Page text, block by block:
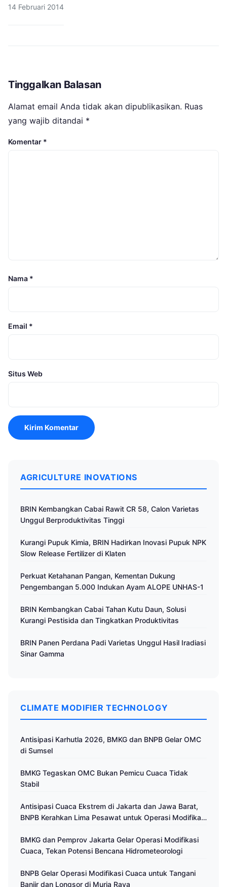
14 Februari 2014
Tinggalkan Balasan
Alamat email Anda tidak akan dipublikasikan. Ruas
yang wajib ditandai *
Komentar *
Nama *
Email *
Situs Web
AGRICULTURE INOVATIONS
BRIN Kembangkan Cabai Rawit CR 58, Calon Varietas
Unggul Berproduktivitas Tinggi
Kurangi Pupuk Kimia, BRIN Hadirkan Inovasi Pupuk NPK
Slow Release Fertilizer di Klaten
Perkuat Ketahanan Pangan, Kementan Dukung
Pengembangan 5.000 Indukan Ayam ALOPE UNHAS-1
BRIN Kembangkan Cabai Tahan Kutu Daun, Solusi
Kurangi Pestisida dan Tingkatkan Produktivitas
BRIN Panen Perdana Padi Varietas Unggul Hasil Iradiasi
Sinar Gamma
CLIMATE MODIFIER TECHNOLOGY
Antisipasi Karhutla 2026, BMKG dan BNPB Gelar OMC
di Sumsel
BMKG Tegaskan OMC Bukan Pemicu Cuaca Tidak
Stabil
Antisipasi Cuaca Ekstrem di Jakarta dan Jawa Barat,
BNPB Kerahkan Lima Pesawat untuk Operasi Modifikasi
BMKG dan Pemprov Jakarta Gelar Operasi Modifikasi
Cuaca, Tekan Potensi Bencana Hidrometeorologi
BNPB Gelar Operasi Modifikasi Cuaca untuk Tangani
Banjir dan Longsor di Muria Raya